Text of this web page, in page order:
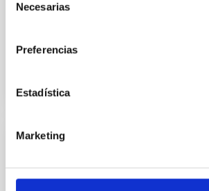
Necesarias
Preferencias
Estadística
Marketing
plazo de la Astrofísica. En este sentido,
Excelencia en galaxias -